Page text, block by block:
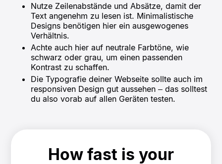
Nutze Zeilenabstände und Absätze, damit der
Text angenehm zu lesen ist. Minimalistische
Designs benötigen hier ein ausgewogenes
Verhältnis.
Achte auch hier auf neutrale Farbtöne, wie
schwarz oder grau, um einen passenden
Kontrast zu schaffen.
Die Typografie deiner Webseite sollte auch im
responsiven Design gut aussehen – das solltest
du also vorab auf allen Geräten testen.
How fast is your